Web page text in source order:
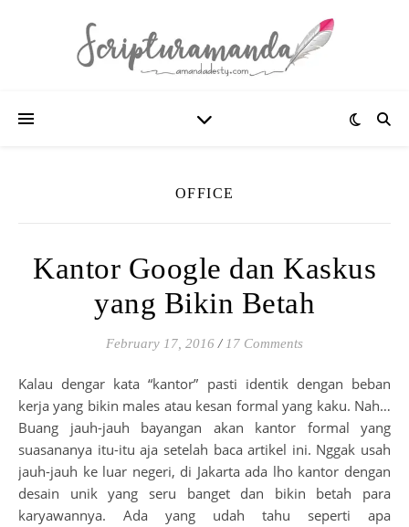
OFFICE
Kantor Google dan Kaskus
yang Bikin Betah
February 17, 2016 / 17 Comments
Kalau dengar kata “kantor” pasti identik dengan beban
kerja yang bikin males atau kesan formal yang kaku. Nah…
Buang jauh-jauh bayangan akan kantor formal yang
suasananya itu-itu aja setelah baca artikel ini. Nggak usah
jauh-jauh ke luar negeri, di Jakarta ada lho kantor dengan
desain unik yang seru banget dan bikin betah para
karyawannya. Ada yang udah tahu seperti apa